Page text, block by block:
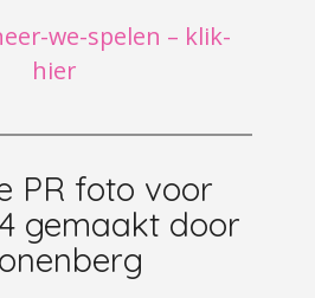
we-spelen – klik-
hier
PR foto voor
gemaakt door